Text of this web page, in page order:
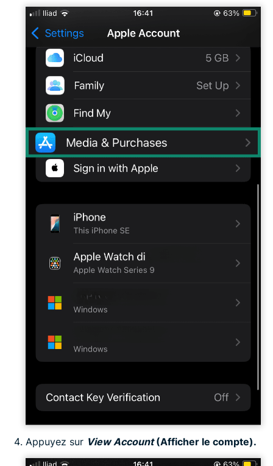
Appuyez sur View Account(Afficher le compte).